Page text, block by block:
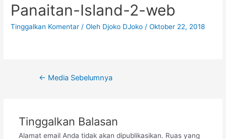
Panaitan-Island-2-web
Tinggalkan Komentar / Oleh Djoko DJoko /Oktober 22, 2018
← Media Sebelumnya
Tinggalkan Balasan
Alamat email Anda tidak akan dipublikasikan. Ruas yang